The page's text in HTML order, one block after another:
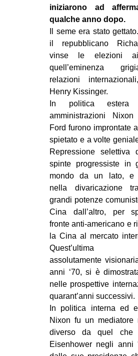
iniziarono ad
qualche anno dopo.
Il seme era stato
il repubblicano
vinse le elezioni
quell’eminenza
relazioni
Henry Kissinger.
In politica
amministrazioni
Ford furono improntate
spietato e a volte
Repressione selettiva
spinte progressiste in
mondo da un lato, e
nella divaricazione
grandi potenze
Cina dall’altro, per
fronte anti-americano e
la Cina al mercato
Quest’ultima
assolutamente
anni ‘70, si è
nelle prospettive
quarant’anni successivi.
In politica interna ed
Nixon fu un mediatore
diverso da quel che
Eisenhower negli anni